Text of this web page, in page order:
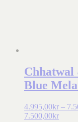
Chhatwal
Blue
4.995,00kr –
7.500,00kr